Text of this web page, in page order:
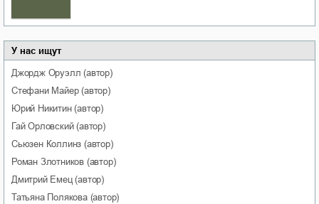
У нас ищут
Джордж Оруэлл (автор)
Стефани Майер(автор)
Юрий Никитин(автор)
Гай Орловский(автор)
Сьюзен Коллинз (автор)
Роман Злотников (автор)
Дмитрий Емец(автор)
Татьяна Полякова(автор)